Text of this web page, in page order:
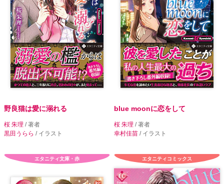
野良猫は愛に溺れる
桜 朱理 / 著者
黒田うらら / イラスト
blue moonに恋をして
桜 朱理 / 著者
幸村佳苗 / イラスト
エタニティ文庫・赤 エタニティコミックス